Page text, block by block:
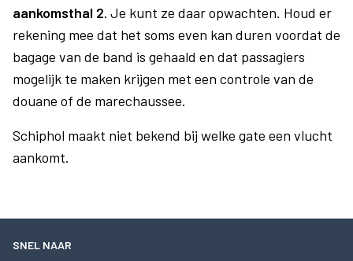
aankomsthal 2. Je kunt ze daar opwachten. Houd er
rekening mee dat het soms even kan duren voordat de
bagage van de band is gehaald en dat passagiers
mogelijk te maken krijgen met een controle van de
douane of de marechaussee.
Schiphol maakt niet bekend bij welke gate een vlucht
aankomt.
SNEL NAAR